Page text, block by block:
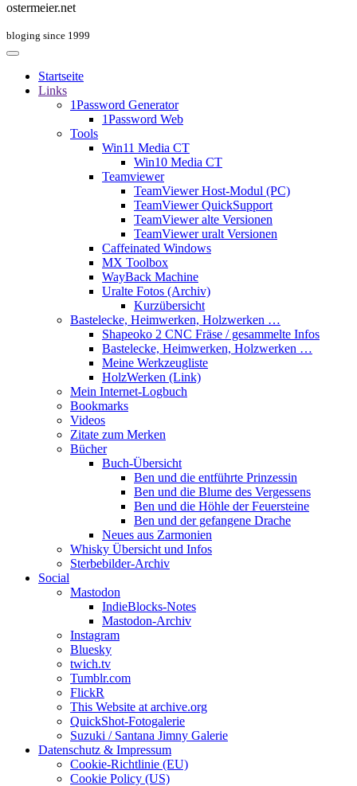
ostermeier.net
bloging since 1999
Startseite
Links
1Password Generator
1Password Web
Tools
Win11 Media CT
Win10 Media CT
Teamviewer
TeamViewer Host-Modul (PC)
TeamViewer QuickSupport
TeamViewer alte Versionen
TeamViewer uralt Versionen
Caffeinated Windows
MX Toolbox
WayBack Machine
Uralte Fotos (Archiv)
Kurzübersicht
Bastelecke, Heimwerken, Holzwerken …
Shapeoko 2 CNC Fräse / gesammelte Infos
Bastelecke, Heimwerken, Holzwerken …
Meine Werkzeugliste
HolzWerken (Link)
Mein Internet-Logbuch
Bookmarks
Videos
Zitate zum Merken
Bücher
Buch-Übersicht
Ben und die entführte Prinzessin
Ben und die Blume des Vergessens
Ben und die Höhle der Feuersteine
Ben und der gefangene Drache
Neues aus Zarmonien
Whisky Übersicht und Infos
Sterbebilder-Archiv
Social
Mastodon
IndieBlocks-Notes
Mastodon-Archiv
Instagram
Bluesky
twich.tv
Tumblr.com
FlickR
This Website at archive.org
QuickShot-Fotogalerie
Suzuki / Santana Jimny Galerie
Datenschutz & Impressum
Cookie-Richtlinie (EU)
Cookie Policy (US)